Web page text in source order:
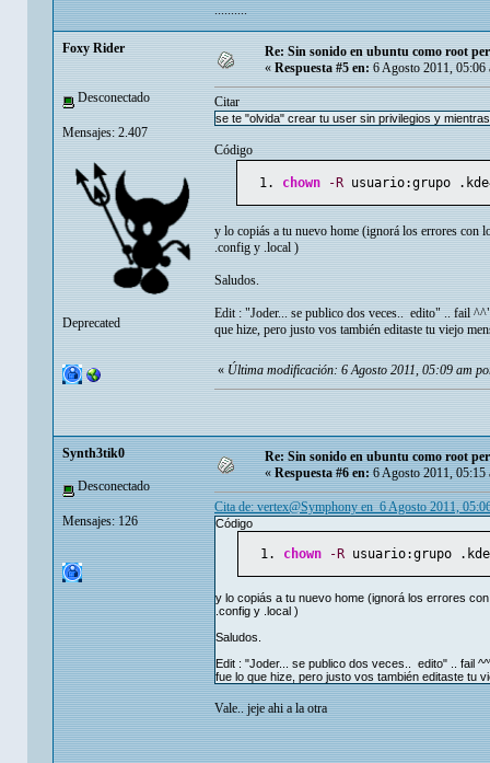
..........
Foxy Rider
Desconectado
Mensajes: 2.407
Deprecated
Re: Sin sonido en ubuntu como root
« Respuesta #5 en: 6 Agosto 2011, 05:06
Citar
se te "olvida" crear tu user sin privilegios y
Código
chown -R usuario:grupo
y lo copiás a tu nuevo home (ignorá los errores con
.config y .local )
Saludos.
Edit : "Joder... se publico dos veces.. edito" .. fail
que hize, pero justo vos también editaste tu viejo
« Última modificación: 6 Agosto 2011, 05:09 am
Synth3tik0
Desconectado
Mensajes: 126
Re: Sin sonido en ubuntu como root
«Respuesta #6 en:6 Agosto 2011, 05:15
Cita de: vertex@Symphony en 6 Agosto 2011,
Código
chown -R usuario:grupo
y lo copiás a tu nuevo home (ignorá los errores
.config y .local )
Saludos.
Edit : "Joder... se publico dos veces.. edito" .. fail
fue lo que hize, pero justo vos también editaste tu
Vale.. jeje ahi a la otra